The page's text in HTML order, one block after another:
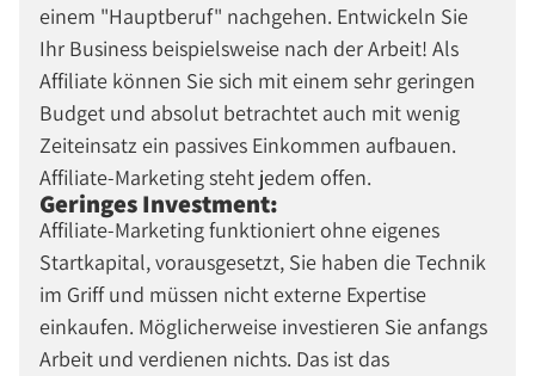
einem "Hauptberuf" nachgehen. Entwickeln Sie
Ihr Business beispielsweise nach der Arbeit! Als
Affiliate können Sie sich mit einem sehr geringen
Budget und absolut betrachtet auch mit wenig
Zeiteinsatz ein passives Einkommen aufbauen.
Affiliate-Marketing steht jedem offen.
Geringes Investment:
Affiliate-Marketing funktioniert ohne eigenes
Startkapital, vorausgesetzt, Sie haben die Technik
im Griff und müssen nicht externe Expertise
einkaufen. Möglicherweise investieren Sie anfangs
Arbeit und verdienen nichts. Das ist das